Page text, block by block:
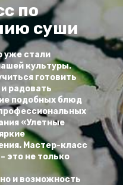
по
суши
уже стали
культуры.
готовить
радовать
подобных блюд
«Улетные
Мастер-класс
это не только
и возможность